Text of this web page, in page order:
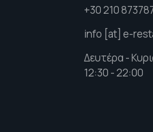
+30 210
info [at] e-
Δευτέρα -
12:30 - 22:00